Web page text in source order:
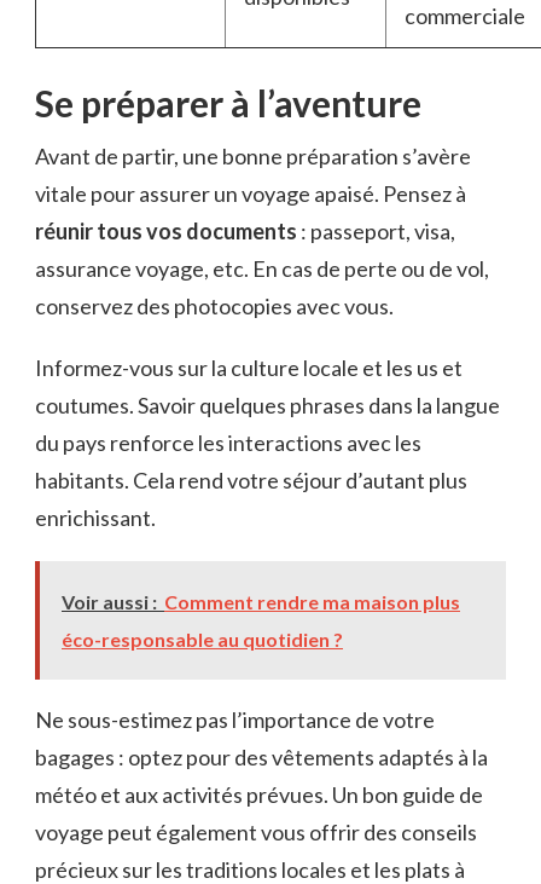
commerciale
Se préparer à l’aventure
Avant de partir, une bonne préparation s’avère
vitale pour assurer un voyage apaisé. Pensez à
réunir tous vos documents : passeport, visa,
assurance voyage, etc. En cas de perte ou de vol,
conservez des photocopies avec vous.
Informez-vous sur la culture locale et les us et
coutumes. Savoir quelques phrases dans la langue
du pays renforce les interactions avec les
habitants. Cela rend votre séjour d’autant plus
enrichissant.
Voir aussi : Comment rendre ma maison plus
éco-responsable au quotidien ?
Ne sous-estimez pas l’importance de votre
bagages : optez pour des vêtements adaptés à la
météo et aux activités prévues. Un bon guide de
voyage peut également vous offrir des conseils
précieux sur les traditions locales et les plats à